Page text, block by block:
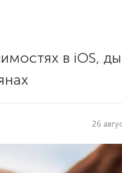
в iOS,
26